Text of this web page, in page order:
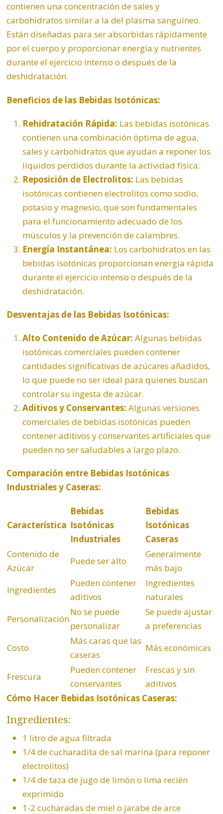
contienen una concentración de sales y
carbohidratos similar a la del plasma sanguíneo.
Están diseñadas para ser absorbidas rápidamente
por el cuerpo y proporcionar energía y nutrientes
durante el ejercicio intenso o después de la
deshidratación.
Beneficios de las Bebidas Isotónicas:
Rehidratación Rápida: Las bebidas isotónicas
contienen una combinación óptima de agua,
sales y carbohidratos que ayudan a reponer los
líquidos perdidos durante la actividad física.
Reposición de Electrolitos: Las bebidas
isotónicas contienen electrolitos como sodio,
potasio y magnesio, que son fundamentales
para el funcionamiento adecuado de los
músculos y la prevención de calambres.
Energía Instantánea: Los carbohidratos en las
bebidas isotónicas proporcionan energía rápida
durante el ejercicio intenso o después de la
deshidratación.
Desventajas de las Bebidas Isotónicas:
Alto Contenido de Azúcar: Algunas bebidas
isotónicas comerciales pueden contener
cantidades significativas de azúcares añadidos,
lo que puede no ser ideal para quienes buscan
controlar su ingesta de azúcar.
Aditivos y Conservantes: Algunas versiones
comerciales de bebidas isotónicas pueden
contener aditivos y conservantes artificiales que
pueden no ser saludables a largo plazo.
Comparación entre Bebidas Isotónicas
Industriales y Caseras:
Característica
Bebidas
Isotónicas
Industriales
Bebidas
Isotónicas
Caseras
Contenido de
Azúcar
Puede ser alto
Generalmente
más bajo
Ingredientes
Pueden contener
aditivos
Ingredientes
naturales
Personalización
No se puede
personalizar
Se puede ajustar
a preferencias
Costo
Más caras que las
caseras
Más económicas
Frescura
Pueden contener
conservantes
Frescas y sin
aditivos
Cómo Hacer Bebidas Isotónicas Caseras:
Ingredientes:
1 litro de agua filtrada
1/4 de cucharadita de sal marina (para reponer
electrolitos)
1/4 de taza de jugo de limóno lima recién
exprimido
1-2 cucharadas de miel o jarabe de arce